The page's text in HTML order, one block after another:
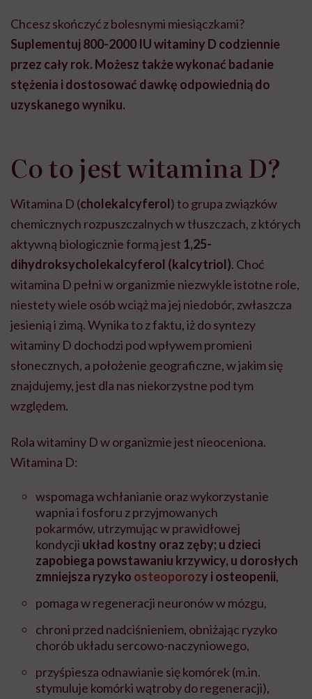
Chcesz skończyć z bolesnymi miesiączkami?
Suplementuj 800-2000 IU witaminy D codziennie
przez cały rok. Możesz także wykonać badanie
stężenia i dostosować dawkę odpowiednią do
uzyskanego wyniku.
Co to jest witamina D?
Witamina D (cholekalcyferol) to grupa związków
chemicznych rozpuszczalnych w tłuszczach, z których
aktywną biologicznie formą jest 1,25-
dihydroksycholekalcyferol (kalcytriol). Choć
witamina D pełni w organizmie niezwykle istotne role,
niestety wiele osób wciąż ma jej niedobór, zwłaszcza
jesienią i zimą. Wynika to z faktu, iż do syntezy
witaminy D dochodzi pod wpływem promieni
słonecznych, a położenie geograficzne, w jakim się
znajdujemy, jest dla nas niekorzystne pod tym
względem.
Rola witaminy D w organizmie jest nieoceniona.
Witamina D:
wspomaga wchłanianie oraz wykorzystanie
wapnia i fosforu z przyjmowanych
pokarmów, utrzymując w prawidłowej
kondycji układ kostny oraz zęby; u dzieci
zapobiega powstawaniu krzywicy, u dorosłych
zmniejsza ryzyko osteoporozy i osteopenii,
pomaga w regeneracji neuronów w mózgu,
chroni przed nadciśnieniem, obniżając ryzyko
chorób układu sercowo-naczyniowego,
przyśpiesza odnawianie się komórek (m.in.
stymuluje komórki wątroby do regeneracji),